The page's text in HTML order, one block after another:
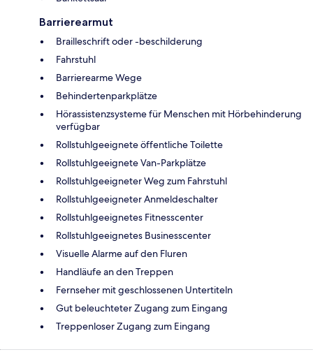
Barrierearmut
Brailleschrift oder -beschilderung
Fahrstuhl
Barrierearme Wege
Behindertenparkplätze
Hörassistenzsysteme für Menschen mit Hörbehinderung
verfügbar
Rollstuhlgeeignete öffentliche Toilette
Rollstuhlgeeignete Van-Parkplätze
Rollstuhlgeeigneter Weg zum Fahrstuhl
Rollstuhlgeeigneter Anmeldeschalter
Rollstuhlgeeignetes Fitnesscenter
Rollstuhlgeeignetes Businesscenter
Visuelle Alarme auf den Fluren
Handläufe an den Treppen
Fernseher mit geschlossenen Untertiteln
Gut beleuchteter Zugang zum Eingang
Treppenloser Zugang zum Eingang